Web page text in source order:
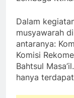
Dalam
musyawarah
antaranya:
Komisi
Bahtsul
hanya